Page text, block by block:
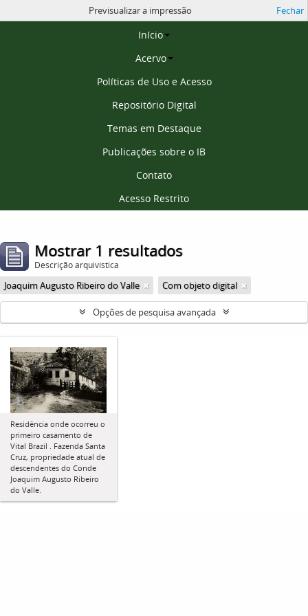
Página inicial
Início
Acervo
Políticas de Uso e Acesso
Repositório Digital
Temas em Destaque
Publicações sobre o IB
Contato
Acesso Restrito
Previsualizar a impressão Fechar
Mostrar 1 resultados
Descrição arquivística
Joaquim Augusto Ribeiro do Valle Com objeto digital
Opções de pesquisa avançada
Residência onde ocorreu o
primeiro casamento de
Vital Brazil . Fazenda Santa
Cruz, propriedade atual de
descendentes do Conde
Joaquim Augusto Ribeiro
do Valle.